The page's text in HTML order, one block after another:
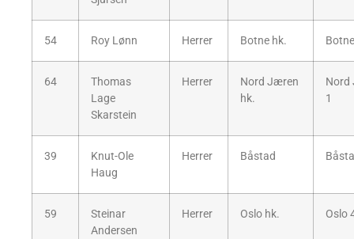
54 Roy Lønn Herrer Botne hk.
64
Thomas
Lage
Skarstein
Herrer
Nord Jæren
hk.
1
39
Knut-Ole
Haug
Herrer Båstad
59
Steinar
Andersen
Herrer Oslo hk. Oslo